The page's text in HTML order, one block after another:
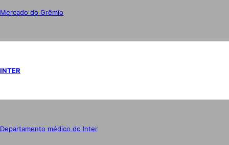
Mercado do Grêmio
INTER
Departamento médico do Inter